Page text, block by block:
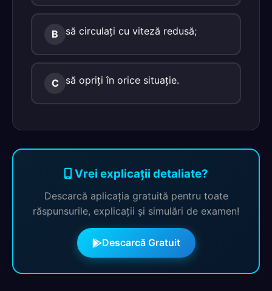
B să circulaţi cu viteză redusă;
C să opriţi în orice situaţie.
Vrei explicații detaliate?
Descarcă aplicația gratuită pentru toate
răspunsurile, explicații și simulări de examen!
Descarcă Gratuit